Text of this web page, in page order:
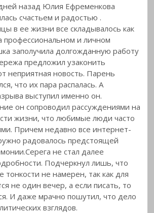
назад Юлия Ефременкова
счастьем и радостью .
в ее жизни все складывалось как
профессиональном и личном
заполучила долгожданную работу
предложил узаконить
неприятная новость. Парень
что их пара распалась. А
выступил именно он.
он сопроводил рассуждениями на
жизни, что любимые люди часто
Причем недавно все интернет-
радовалось предстоящей
не стал далее
Подчеркнул лишь, что
тонкости не намерен, так как для
не один вечер, а если писать, то
И даже мрачно пошутил, что дело
взглядов.